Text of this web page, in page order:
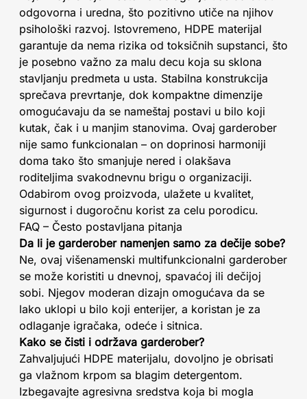
odgovorna i uredna, što pozitivno utiče na njihov
psihološki razvoj. Istovremeno, HDPE materijal
garantuje da nema rizika od toksičnih supstanci, što
je posebno važno za malu decu koja su sklona
stavljanju predmeta u usta. Stabilna konstrukcija
sprečava prevrtanje, dok kompaktne dimenzije
omogućavaju da se nameštaj postavi u bilo koji
kutak, čak i u manjim stanovima. Ovaj garderober
nije samo funkcionalan – on doprinosi harmoniji
doma tako što smanjuje nered i olakšava
roditeljima svakodnevnu brigu o organizaciji.
Odabirom ovog proizvoda, ulažete u kvalitet,
sigurnost i dugoročnu korist za celu porodicu.
FAQ – Često postavljana pitanja
Da li je garderober namenjen samo za dečije sobe?
Ne, ovaj višenamenski multifunkcionalni garderober
se može koristiti u dnevnoj, spavaćoj ili dečijoj
sobi. Njegov moderan dizajn omogućava da se
lako uklopi u bilo koji enterijer, a koristan je za
odlaganje igračaka, odeće i sitnica.
Kako se čisti i održava garderober?
Zahvaljujući HDPE materijalu, dovoljno je obrisati
ga vlažnom krpom sa blagim detergentom.
Izbegavajte agresivna sredstva koja bi mogla